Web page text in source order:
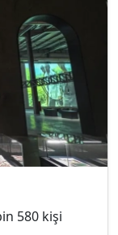
580 kişi